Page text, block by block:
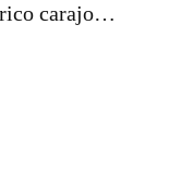
rico carajo…